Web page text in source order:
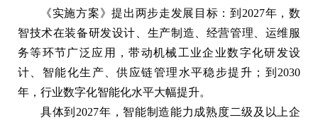
《实施方案》提出两步走发展目标：到2027年，数
智技术在装备研发设计、生产制造、经营管理、运维服
务等环节广泛应用，带动机械工业企业数字化研发设
计、智能化生产、供应链管理水平稳步提升；到2030
年，行业数字化智能化水平大幅提升。
具体到2027年，智能制造能力成熟度二级及以上企